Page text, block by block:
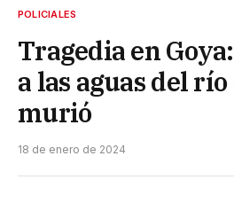
POLICIALES
Tragedia en
a las aguas del
murió
18 de enero de 2024